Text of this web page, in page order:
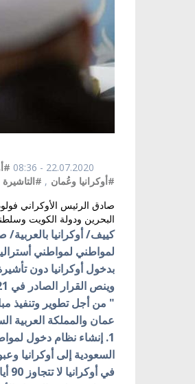
22.07.2020 - 08:36
#أوكرانيا وعُمان ,
البحرين ودولة الكويت
لمواطني لمواطني
بدخول أوكرانيا دون
وينص القرار الصادر في 21 تمّوز/ يوليو الجاري، والمذيّل بتوقيع الرئيس فولوديمير زيلينسكي أنه :
" من أجل تطوير وتنفيذ
عمان والمملكة العربية
1. إنشاء نظام دخول
في أوكرانيا لا تتجاوز 90 أيام لمدة 180 يومًا.